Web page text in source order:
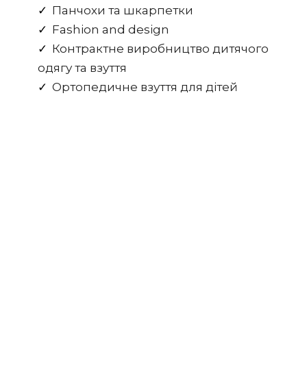
Панчохи та шкарпетки
Fashion and design
Контрактне виробництво дитячого
одягу та взуття
Ортопедичне взуття для дітей